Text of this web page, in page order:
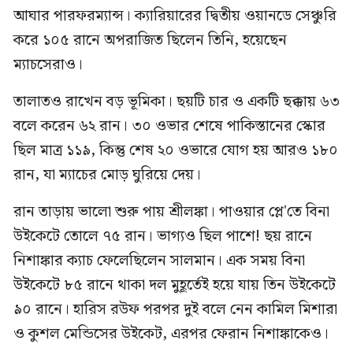
আঘার পারফরম্যান্স। ক্যারিয়ারের দ্বিতীয় ওয়ানডে সেঞ্চুরি
করে ১০৫ রানে অপরাজিত ছিলেন তিনি, হয়েছেন
ম্যাচসেরাও।
তালাতও রাখেন বড় ভূমিকা। ছয়টি চার ও একটি ছক্কায় ৬৩
বলে করেন ৬২ রান। ৩০ ওভার শেষে পাকিস্তানের স্কোর
ছিল মাত্র ১১৯, কিন্তু শেষ ২০ ওভারে যোগ হয় আরও ১৮০
রান, যা ম্যাচের মোড় ঘুরিয়ে দেয়।
রান তাড়ায় ভালো শুরু পায় শ্রীলঙ্কা। পাওয়ার প্লে'তে বিনা
উইকেটে তোলে ৭৫ রান। ভাগ্যও ছিল পাশে! ছয় রানে
নিশাঙ্কার ক্যাচ ফেলেছিলেন সালমান। এক সময় বিনা
উইকেটে ৮৫ রানে থাকা দল মুহূর্তেই হয়ে যায় তিন উইকেটে
৯০ রানে। হারিস রউফ পরপর দুই বলে নেন কামিল মিশারা
ও কুশল মেন্ডিসের উইকেট, এরপর ফেরান নিশাঙ্কাকেও।